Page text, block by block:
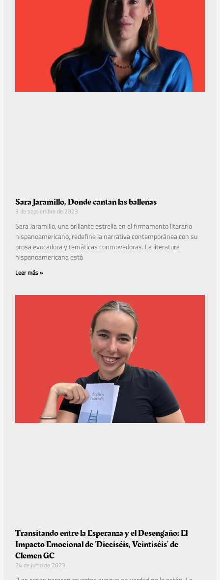
Sara Jaramillo, Donde cantan las ballenas
3 de septiembre de 2023
Sara Jaramillo, una brillante estrella en el firmamento literario
hispanoamericano, redefine la narrativa contemporánea con su
prosa evocadora y temáticas conmovedoras. La literatura
hispanoamericana está
Leer más »
Transitando entre la Esperanza y el Desengaño: El
Impacto Emocional de ‘Dieciséis, Veintiséis’ de
Clemen GC
24 de junio de 2023